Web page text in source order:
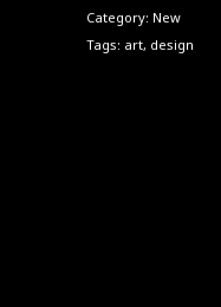
Category: New
Tags: art, design